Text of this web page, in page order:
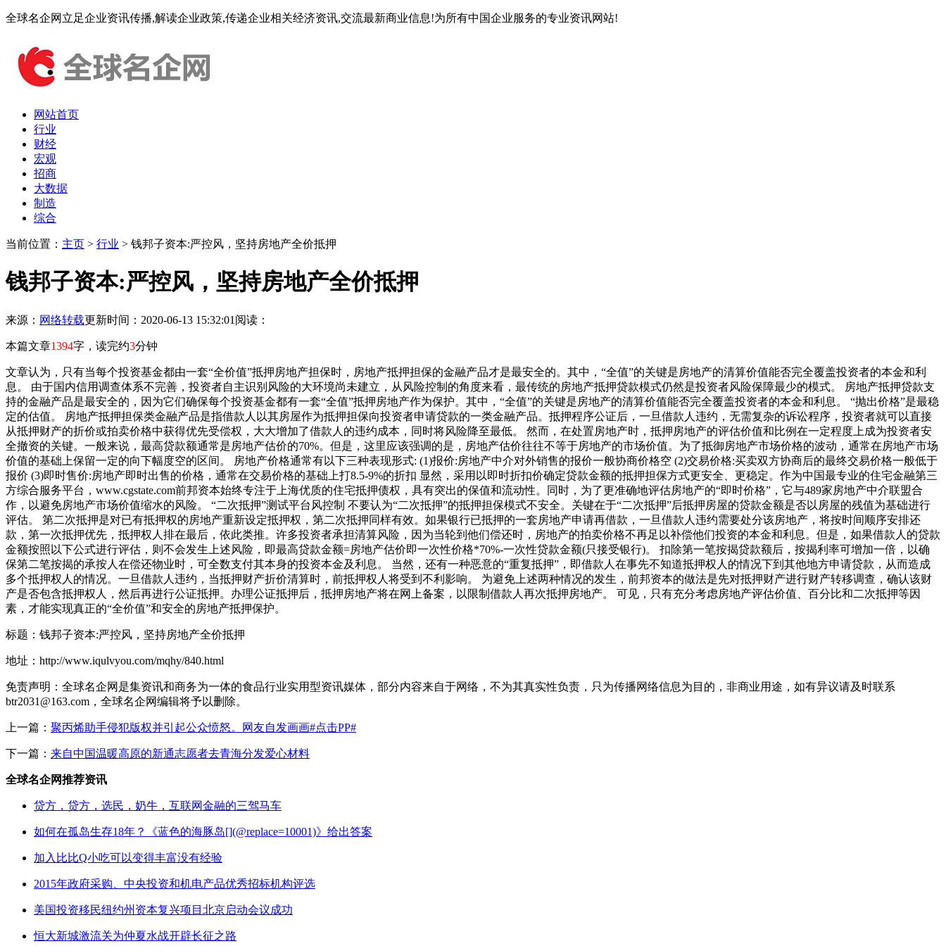
全球名企网立足企业资讯传播,解读企业政策,传递企业相关经济资讯,交流最新商业信息!为所有中国企业服务的专业资讯网站!
网站首页
行业
财经
宏观
招商
大数据
制造
综合
当前位置： 主页 > 行业 > 钱邦子资本:严控风，坚持房地产全价抵押
钱邦子资本:严控风，坚持房地产全价抵押
来源： 网络转载更新时间：2020-06-13 15:32:01 阅读：
本篇文章1394字，读完约3分钟
文章认为，只有当每个投资基金都由一套“全价值”抵押房地产担保时，房地产抵押担保的金融产品才是最安全的。其中，“全值”的关键是房地产的清算价值能否完全覆盖投资者的本金和利
息。 由于国内信用调查体系不完善，投资者自主识别风险的大环境尚未建立，从风险控制的角度来看，最传统的房地产抵押贷款模式仍然是投资者风险保障最少的模式。 房地产抵押贷款支
持的金融产品是最安全的，因为它们确保每个投资基金都有一套“全值”抵押房地产作为保护。其中，“全值”的关键是房地产的清算价值能否完全覆盖投资者的本金和利息。 “抛出价格”是最稳
定的估值。 房地产抵押担保类金融产品是指借款人以其房屋作为抵押担保向投资者申请贷款的一类金融产品。抵押程序公证后，一旦借款人违约，无需复杂的诉讼程序，投资者就可以直接
从抵押财产的折价或拍卖价格中获得优先受偿权，大大增加了借款人的违约成本，同时将风险降至最低。 然而，在处置房地产时，抵押房地产的评估价值和比例在一定程度上成为投资者安
全撤资的关键。一般来说，最高贷款额通常是房地产估价的70%。但是，这里应该强调的是，房地产估价往往不等于房地产的市场价值。为了抵御房地产市场价格的波动，通常在房地产市场
价值的基础上保留一定的向下幅度空的区间。 房地产价格通常有以下三种表现形式: (1)报价:房地产中介对外销售的报价一般协商价格空 (2)交易价格:买卖双方协商后的最终交易价格一般低于
报价 (3)即时售价:房地产即时出售的价格，通常在交易价格的基础上打8.5-9%的折扣 显然，采用以即时折扣价确定贷款金额的抵押担保方式更安全、更稳定。作为中国最专业的住宅金融第三
方综合服务平台，www.cgstate.com前邦资本始终专注于上海优质的住宅抵押债权，具有突出的保值和流动性。同时，为了更准确地评估房地产的“即时价格”，它与489家房地产中介联盟合
作，以避免房地产市场价值缩水的风险。 “二次抵押”测试平台风控制 不要认为“二次抵押”的抵押担保模式不安全。关键在于“二次抵押”后抵押房屋的贷款金额是否以房屋的残值为基础进行
评估。 第二次抵押是对已有抵押权的房地产重新设定抵押权，第二次抵押同样有效。如果银行已抵押的一套房地产申请再借款，一旦借款人违约需要处分该房地产，将按时间顺序安排还
款，第一次抵押优先，抵押权人排在最后，依此类推。许多投资者承担清算风险，因为当轮到他们偿还时，房地产的拍卖价格不再足以补偿他们投资的本金和利息。但是，如果借款人的贷款
金额按照以下公式进行评估，则不会发生上述风险，即最高贷款金额=房地产估价即一次性价格*70%-一次性贷款金额(只接受银行)。 扣除第一笔按揭贷款额后，按揭利率可增加一倍，以确
保第二笔按揭的承按人在偿还物业时，可全数支付其本身的投资本金及利息。 当然，还有一种恶意的“重复抵押”，即借款人在事先不知道抵押权人的情况下到其他地方申请贷款，从而造成
多个抵押权人的情况。一旦借款人违约，当抵押财产折价清算时，前抵押权人将受到不利影响。 为避免上述两种情况的发生，前邦资本的做法是先对抵押财产进行财产转移调查，确认该财
产是否包含抵押权人，然后再进行公证抵押。办理公证抵押后，抵押房地产将在网上备案，以限制借款人再次抵押房地产。 可见，只有充分考虑房地产评估价值、百分比和二次抵押等因
素，才能实现真正的“全价值”和安全的房地产抵押保护。
标题：钱邦子资本:严控风，坚持房地产全价抵押
地址：http://www.iqulvyou.com/mqhy/840.html
免责声明：全球名企网是集资讯和商务为一体的食品行业实用型资讯媒体，部分内容来自于网络，不为其真实性负责，只为传播网络信息为目的，非商业用途，如有异议请及时联系
btr2031@163.com，全球名企网编辑将予以删除。
上一篇： 聚丙烯助手侵犯版权并引起公众愤怒。网友自发画画#点击PP#
下一篇： 来自中国温暖高原的新通志愿者去青海分发爱心材料
全球名企网推荐资讯
贷方，贷方，选民，奶牛，互联网金融的三驾马车
如何在孤岛生存18年？《蓝色的海豚岛[](@replace=10001)》给出答案
加入比比Q小吃可以变得丰富没有经验
2015年政府采购、中央投资和机电产品优秀招标机构评选
美国投资移民纽约州资本复兴项目北京启动会议成功
恒大新城激流关为仲夏水战开辟长征之路